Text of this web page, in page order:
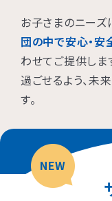
お子さまのニーズ
団の中で安心・安
わせてご提供しま
過ごせるよう、未
す。
NEW
プログラムは、
いたり、保護者
受講時に学んだ
その結果を後日